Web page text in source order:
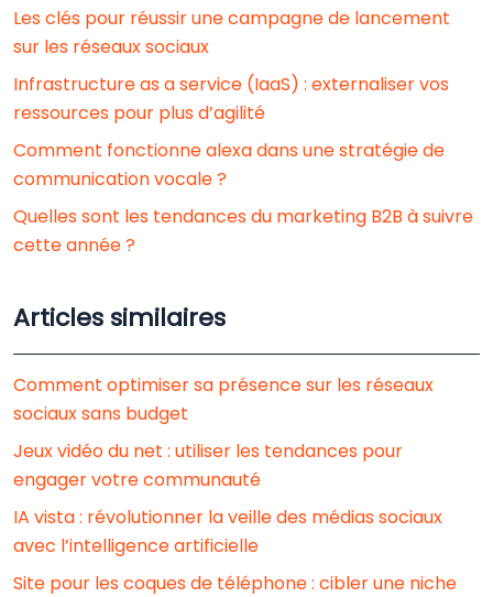
Les clés pour réussir une campagne de lancement
sur les réseaux sociaux
Infrastructure as a service (IaaS) : externaliser vos
ressources pour plus d’agilité
Comment fonctionne alexa dans une stratégie de
communication vocale ?
Quelles sont les tendances du marketing B2B à suivre
cette année ?
Articles similaires
Comment optimiser sa présence sur les réseaux
sociaux sans budget
Jeux vidéo du net : utiliser les tendances pour
engager votre communauté
IA vista : révolutionner la veille des médias sociaux
avec l’intelligence artificielle
Site pour les coques de téléphone : cibler une niche